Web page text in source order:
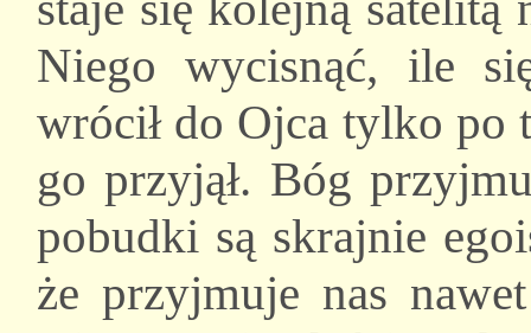
Niego wycisnąć, ile
wrócił do Ojca tylko po
go przyjął. Bóg
pobudki są skrajnie
że przyjmuje nas